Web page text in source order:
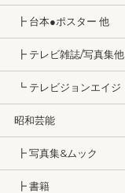
┣ 台本●ポスター 他
┣ テレビ雑誌/写真集他
┗ テレビジョンエイジ
昭和芸能
┣ 写真集&ムック
┣ 書籍